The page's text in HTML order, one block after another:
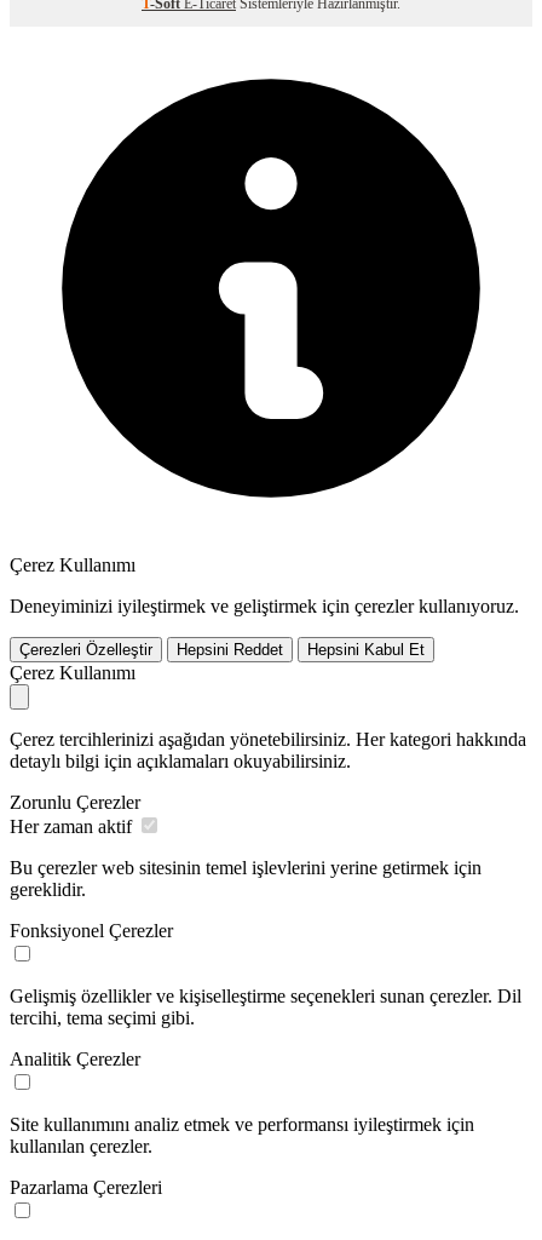
T-Soft E-Ticaret Sistemleriyle Hazırlanmıştır.
Çerez Kullanımı
Deneyiminizi iyileştirmek ve geliştirmek için çerezler kullanıyoruz.
Çerezleri Özelleştir Hepsini Reddet Hepsini Kabul Et
Çerez Kullanımı
Çerez tercihlerinizi aşağıdan yönetebilirsiniz. Her kategori hakkında
detaylı bilgi için açıklamaları okuyabilirsiniz.
Zorunlu Çerezler
Her zaman aktif
Bu çerezler web sitesinin temel işlevlerini yerine getirmek için
gereklidir.
Fonksiyonel Çerezler
Gelişmiş özellikler ve kişiselleştirme seçenekleri sunan çerezler. Dil
tercihi, tema seçimi gibi.
Analitik Çerezler
Site kullanımını analiz etmek ve performansı iyileştirmek için
kullanılan çerezler.
Pazarlama Çerezleri